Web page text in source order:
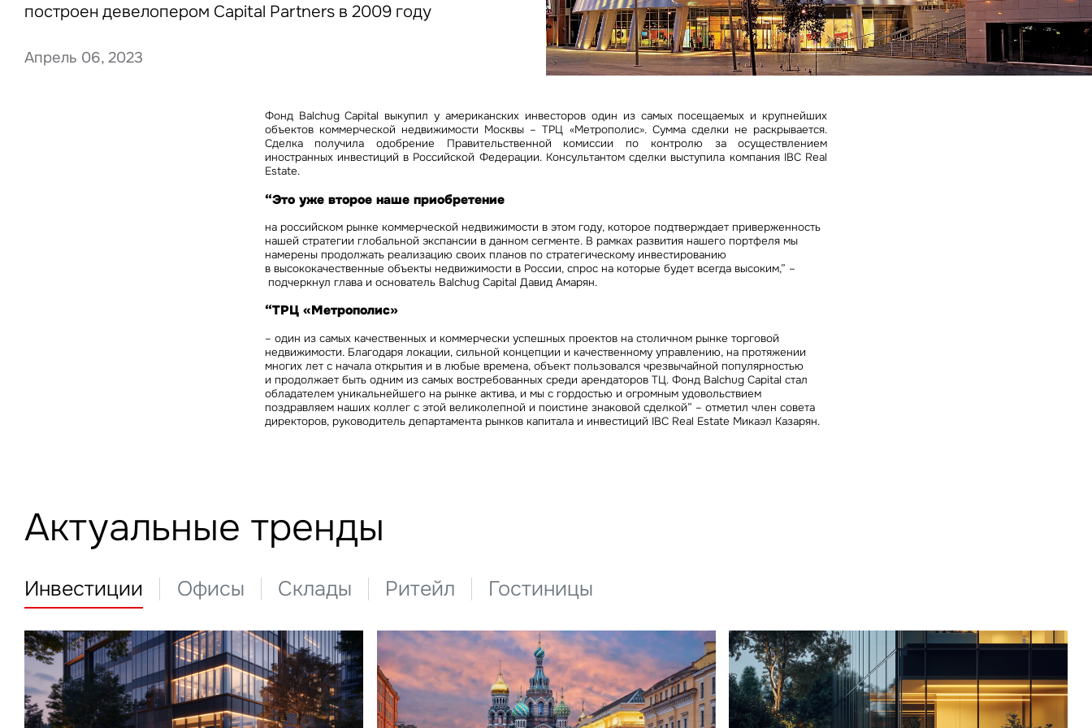
построен девелопером Capital Partners в 2009 году
Апрель 06, 2023
Фонд Balchug Capital выкупил у американских инвесторов один из самых посещаемых и крупнейших
объектов коммерческой недвижимости Москвы – ТРЦ «Метрополис». Сумма сделки не раскрывается.
Сделка получила одобрение Правительственной комиссии по контролю за осуществлением
иностранных инвестиций в Российской Федерации. Консультантом сделки выступила компания IBC Real
Estate.
“Это уже второе наше приобретение
на российском рынке коммерческой недвижимости в этом году, которое подтверждает приверженность
нашей стратегии глобальной экспансии в данном сегменте. В рамках развития нашего портфеля мы
намерены продолжать реализацию своих планов по стратегическому инвестированию
в высококачественные объекты недвижимости в России, спрос на которые будет всегда высоким,” –
подчеркнул глава и основатель Balchug Capital Давид Амарян.
“ТРЦ «Метрополис»
– один из самых качественных и коммерчески успешных проектов на столичном рынке торговой
недвижимости. Благодаря локации, сильной концепции и качественному управлению, на протяжении
многих лет с начала открытия и в любые времена, объект пользовался чрезвычайной популярностью
и продолжает быть одним из самых востребованных среди арендаторов ТЦ. Фонд Balchug Capital стал
обладателем уникальнейшего на рынке актива, и мы с гордостью и огромным удовольствием
поздравляем наших коллег с этой великолепной и поистине знаковой сделкой” – отметил член совета
директоров, руководитель департамента рынков капитала и инвестиций IBC Real Estate Микаэл Казарян.
Актуальные тренды
Инвестиции Офисы Склады Ритейл Гостиницы
Отправить